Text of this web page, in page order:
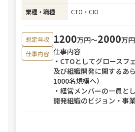
業種・職種
CTO・CIO
想定年収 1200万円〜2000万円
仕事内容 仕事内容
・CTOとしてグロースフ
及び組織開発に関するあ
1000名規模へ）
・経営メンバーの一員と
開発組織のビジョン・事